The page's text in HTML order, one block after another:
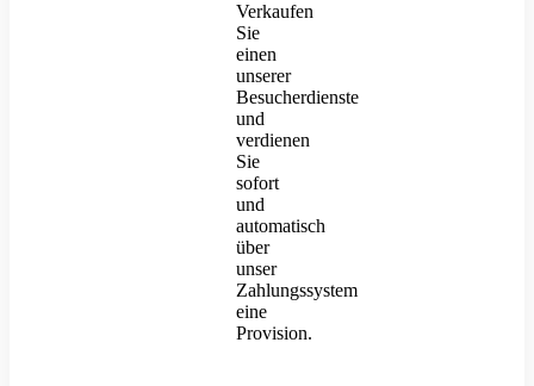
Verkaufen
Sie
einen
unserer
Besucherdienste
und
verdienen
Sie
sofort
und
automatisch
über
unser
Zahlungssystem
eine
Provision.